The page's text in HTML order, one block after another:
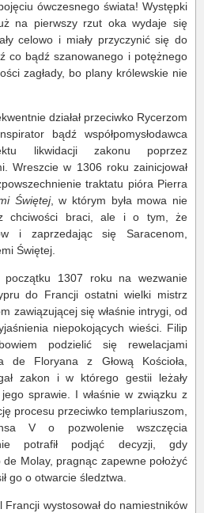
ówczesnego świata! Występki
na pierwszy rzut oka wydaje się
celowo i miały przyczynić się do
co bądź szanowanego i potężnego
zagłady, bo plany królewskie nie
działał przeciwko Rycerzom
bądź współpomysłodawca
likwidacji zakonu poprzez
Wreszcie w 1306 roku zainicjował
traktatu pióra Pierra
Świętej, w którym była mowa nie
chciwości braci, ale i o tym, że
i zaprzedając się Saracenom,
Świętej.
1307 roku na wezwanie
do Francji ostatni wielki mistrz
zawiązującej się właśnie intrygi, od
niepokojących wieści. Filip
podzielić się rewelacjami
de Floryana z Głową Kościoła,
zakon i w którego gestii leżały
sprawie. I właśnie w związku z
procesu przeciwko templariuszom,
V o pozwolenie wszczęcia
potrafił podjąć decyzji, gdy
Molay, pragnąc zapewne położyć
go o otwarcie śledztwa.
wystosował do namiestników